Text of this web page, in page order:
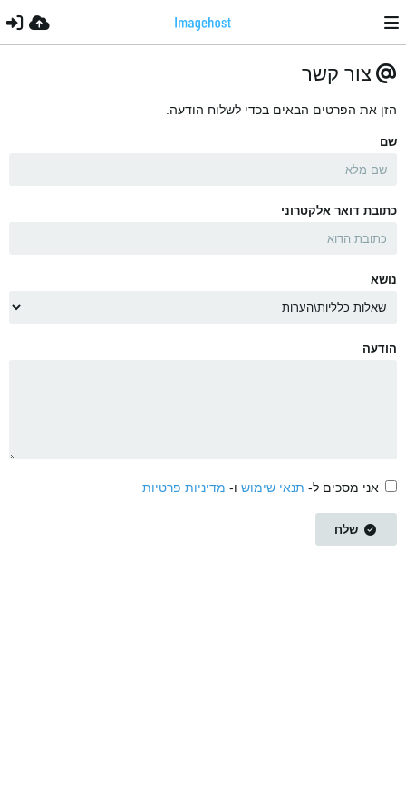
צור קשר
הזן את הפרטים הבאים בכדי לשלוח הודעה.
שם
כתובת דואר אלקטרוני
נושא
הודעה
אני מסכים ל- תנאי שימוש ו- מדיניות פרטיות
שלח